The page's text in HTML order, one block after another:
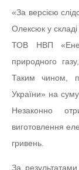
«За версією
Олексюк у складі
ТОВ НВП
природного
Таким чином,
України» на
Незаконно
виготовлення
гривень.
За